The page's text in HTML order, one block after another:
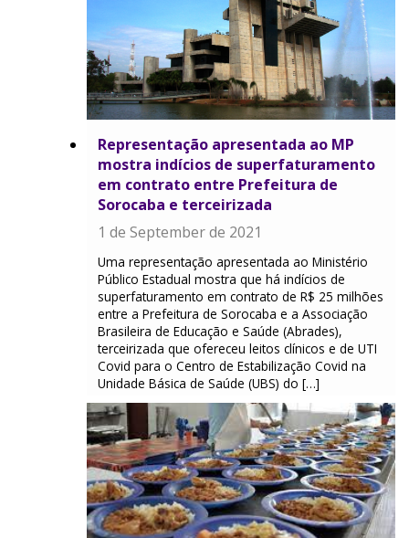
Representação apresentada ao MP
mostra indícios de superfaturamento
em contrato entre Prefeitura de
Sorocaba e terceirizada
1 de September de 2021
Uma representação apresentada ao Ministério
Público Estadual mostra que há indícios de
superfaturamento em contrato de R$ 25 milhões
entre a Prefeitura de Sorocaba e a Associação
Brasileira de Educação e Saúde (Abrades),
terceirizada que ofereceu leitos clínicos e de UTI
Covid para o Centro de Estabilização Covid na
Unidade Básica de Saúde (UBS) do […]